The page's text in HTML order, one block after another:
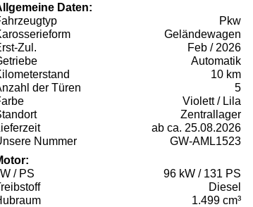
Daten:
Pkw
Geländewagen
Zul.
Feb / 2026
Automatik
10 km
der Türen
5
Violett / Lila
Zentrallager
ab ca. 25.08.2026
Nummer
GW-AML1523
/ PS
96 kW / 131 PS
Diesel
1.499 cm³